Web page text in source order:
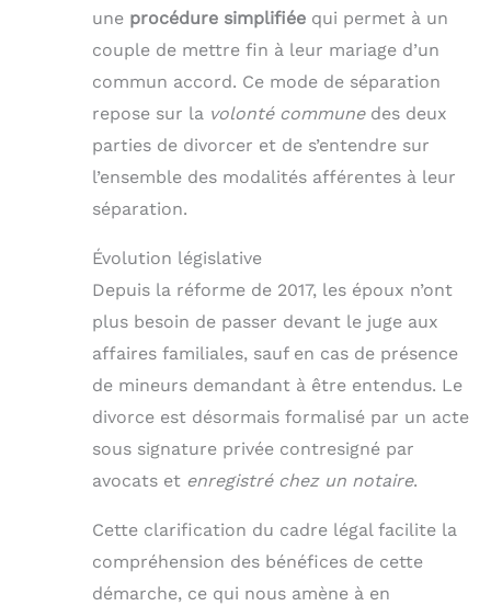
une procédure simplifiée qui permet à un
couple de mettre fin à leur mariage d’un
commun accord. Ce mode de séparation
repose sur la volonté communedes deux
parties de divorcer et de s’entendre sur
l’ensemble des modalités afférentes à leur
séparation.
Évolution législative
Depuis la réforme de 2017, les époux n’ont
plus besoin de passer devant le juge aux
affaires familiales, sauf en cas de présence
de mineurs demandant à être entendus. Le
divorce est désormais formalisé par un acte
sous signature privée contresigné par
avocats et enregistré chez un notaire.
Cette clarification du cadre légal facilite la
compréhension des bénéfices de cette
démarche, ce qui nous amène à en